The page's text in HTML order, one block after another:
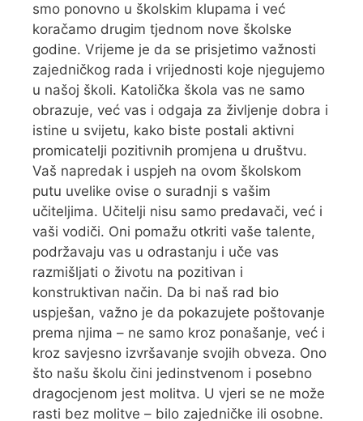
smo ponovno u školskim klupama i već
koračamo drugim tjednom nove školske
godine. Vrijeme je da se prisjetimo važnosti
zajedničkog rada i vrijednosti koje njegujemo
u našoj školi. Katolička škola vas ne samo
obrazuje, već vas i odgaja za življenje dobra i
istine u svijetu, kako biste postali aktivni
promicatelji pozitivnih promjena u društvu.
Vaš napredak i uspjeh na ovom školskom
putu uvelike ovise o suradnji s vašim
učiteljima. Učitelji nisu samo predavači, već i
vaši vodiči. Oni pomažu otkriti vaše talente,
podržavaju vas u odrastanju i uče vas
razmišljati o životu na pozitivan i
konstruktivan način. Da bi naš rad bio
uspješan, važno je da pokazujete poštovanje
prema njima – ne samo kroz ponašanje, već i
kroz savjesno izvršavanje svojih obveza. Ono
što našu školu čini jedinstvenom i posebno
dragocjenom jest molitva. U vjeri se ne može
rasti bez molitve – bilo zajedničke ili osobne.